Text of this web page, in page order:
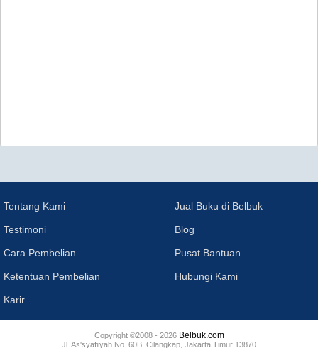
Tentang Kami
Testimoni
Cara Pembelian
Ketentuan Pembelian
Karir
Jual Buku di Belbuk
Blog
Pusat Bantuan
Hubungi Kami
Copyright ©2008 - 2026 Belbuk.com
Jl. As'syafiiyah No. 60B, Cilangkap, Jakarta Timur 13870